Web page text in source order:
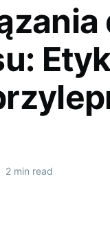
2 min read